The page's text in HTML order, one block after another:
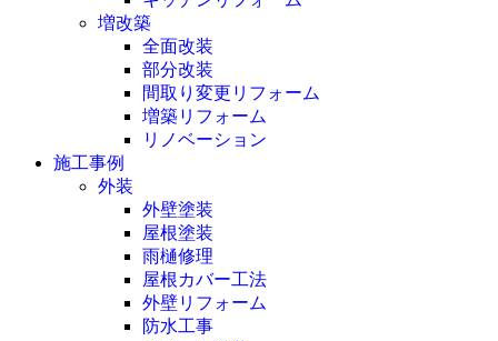
増改築
全面改装
部分改装
間取り変更リフォーム
増築リフォーム
リノベーション
施工事例
外装
外壁塗装
屋根塗装
雨樋修理
屋根カバー工法
外壁リフォーム
防水工事